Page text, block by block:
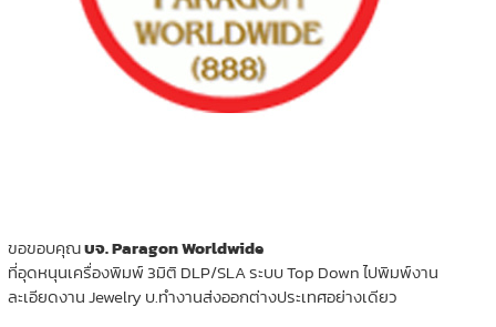
ขอขอบคุณบจ. Paragon Worldwide
ที่อุดหนุนเครื่องพิมพ์ 3มิติ DLP/SLA ระบบ Top Down ไปพิมพ์งาน
ละเอียดงาน Jewelry บ.ทำงานส่งออกต่างประเทศอย่างเดียว